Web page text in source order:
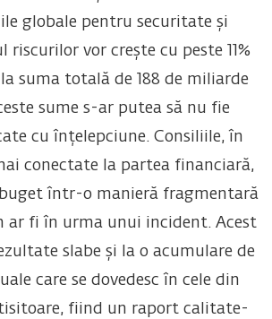
globale pentru securitate și
riscurilor vor crește cu peste 11%
suma totală de 188 de miliarde
sume s-ar putea să nu fie
cu înțelepciune. Consiliile, în
conectate la partea financiară,
într-o manieră fragmentară
ar fi în urma unui incident. Acest
slabe și la o acumulare de
care se dovedesc în cele din
fiind un raport calitate-